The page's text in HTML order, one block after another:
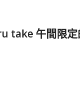
take 午間限